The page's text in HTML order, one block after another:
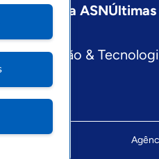
Sobre a ASN
Inovação &